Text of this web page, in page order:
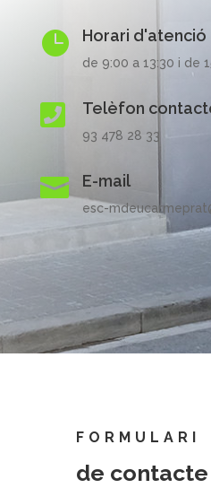
 Horari d'atenció
de 9:00 a 13:30 i de
 Telèfon
93 478 28 33
 E-mail
esc-
FORMULARI
de contacte